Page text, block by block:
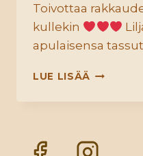
Toivottaa
kullekin
apulaisensa
LUE LISÄÄ ILOSTA